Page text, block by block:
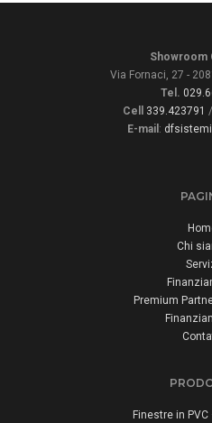
Showroom
Via Fornaci, 27 -
Tel.
Cell
339.423791 /
E-mail :
Chi
Premium
Finestre in